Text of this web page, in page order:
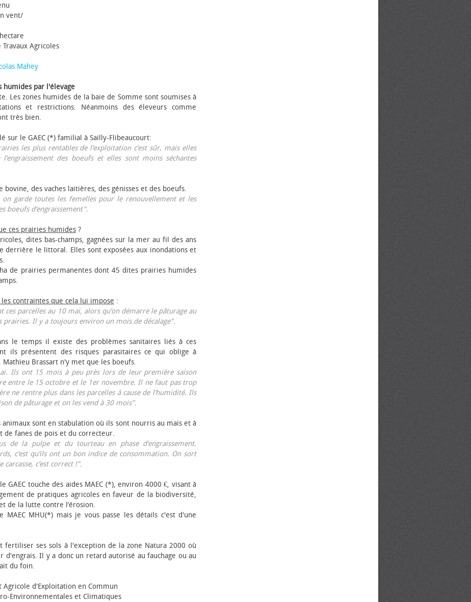
vent/
Agricoles
Mahey
humides par l'élevage
Les zones humides de la baie de Somme sont soumises à
et restrictions. Néanmoins des éleveurs comme
très bien.
sur le GAEC (*) familial à Sailly-Flibeaucourt:
les plus rentables de l’exploitation c’est sûr, mais elles
l’engraissement des bœufs et elles sont moins séchantes
des vaches laitières, des génisses et des bœufs.
on garde toutes les femelles pour le renouvellement et les
bœufs d’engraissement".
ces prairies humides ?
dites bas-champs, gagnées sur la mer au fil des ans
derrière le littoral. Elles sont exposées aux inondations et
ha de prairies permanentes dont 45 dites prairies humides
contraintes que cela lui impose :
ces parcelles au 10 mai, alors qu’on démarre le pâturage au
prairies. Il y a toujours environ un mois de décalage".
le temps il existe des problèmes sanitaires liés à ces
ils présentent des risques parasitaires ce qui oblige à
Mathieu Brassart n'y met que les bœufs.
Ils ont 15 mois à peu près lors de leur première saison
entre le 15 octobre et le 1er novembre. Il ne faut pas trop
ne rentre plus dans les parcelles à cause de l’humidité. Ils
de pâturage et on les vend à 30 mois".
sont en stabulation où ils sont nourris au maïs et à
de fanes de pois et du correcteur.
de la pulpe et du tourteau en phase d’engraissement.
c’est qu’ils ont un bon indice de consommation. On sort
c’est correct !".
GAEC touche des aides MAEC (*), environ 4000 €, visant à
de pratiques agricoles en faveur de la biodiversité,
de la lutte contre l’érosion.
MAEC MHU(*) mais je vous passe les détails c'est d'une
fertiliser ses sols à l'exception de la zone Natura 2000 où
d'engrais. Il y a donc un retard autorisé au fauchage ou au
du foin.
Agricole d'Exploitation en Commun
Environnementales et Climatiques